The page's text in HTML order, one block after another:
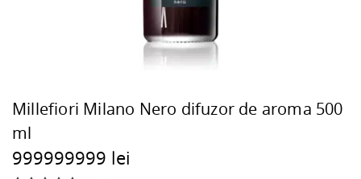
Millefiori Milano Nero difuzor de aroma 500
ml
999999999 lei